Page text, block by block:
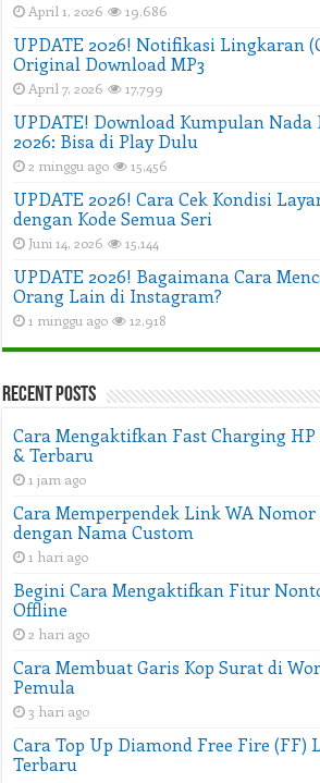
April 1, 2026 19,686
UPDATE 2026! Notifikasi Lingkaran
Original Download MP3
April 7, 2026 17,799
UPDATE! Download Kumpulan Nada
2026: Bisa di Play Dulu
2 minggu ago 15,456
UPDATE 2026! Cara Cek Kondisi
dengan Kode Semua Seri
Juni 14, 2026 15,144
UPDATE 2026! Bagaimana Cara
Orang Lain di Instagram?
1 minggu ago 12,918
Recent Posts
Cara Mengaktifkan Fast Charging
& Terbaru
1 jam ago
Cara Memperpendek Link WA
dengan Nama Custom
1 hari ago
Begini Cara Mengaktifkan Fitur
Offline
2 hari ago
Cara Membuat Garis Kop Surat di
Pemula
3 hari ago
Cara Top Up Diamond Free Fire (FF)
Terbaru